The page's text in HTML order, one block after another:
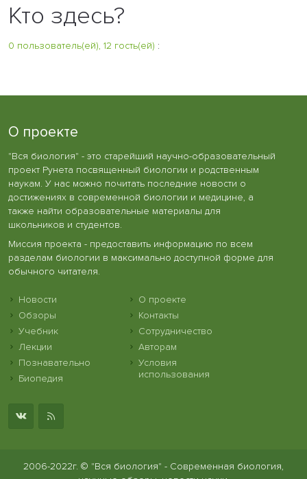
Кто здесь?
0 пользователь(ей), 12 гость(ей) :
О проекте
"Вся биология" - это старейший научно-образовательный
проект Рунета посвященный биологии и родственным
наукам. У нас можно почитать последние новости о
достижениях в современной биологии и медицине, а
также найти образовательные материалы для
школьников и студентов.
Миссия проекта - предоставить информацию по всем
разделам биологии в максимально доступной форме для
обычного читателя.
Новости
Обзоры
Учебник
Лекции
Познавательно
Биопедия
О проекте
Контакты
Сотрудничество
Авторам
Условия
использования
2006-2022г. © "Вся биология" - Современная биология,